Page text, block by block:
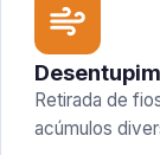
Retirada de
acúmulos